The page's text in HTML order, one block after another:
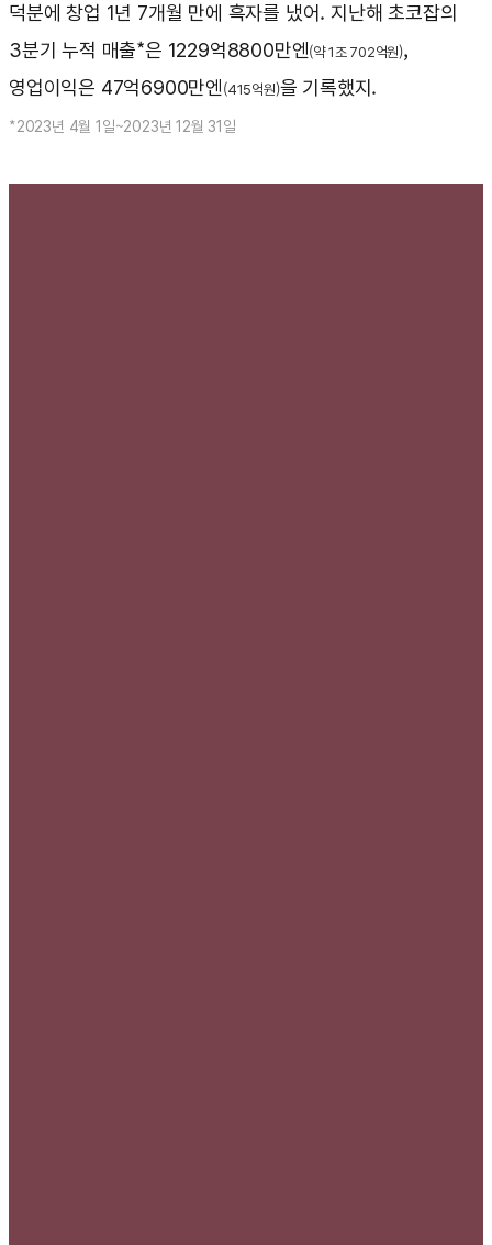
덕분에 창업 1년 7개월 만에 흑자를 냈어. 지난해 초코잡의
3분기 누적 매출*은 1229억8800만엔(약 1조 702억원),
영업이익은 47억6900만엔 (415억원)을 기록했지.
*2023년 4월 1일~2023년 12월 31일